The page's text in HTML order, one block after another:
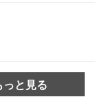
と見る